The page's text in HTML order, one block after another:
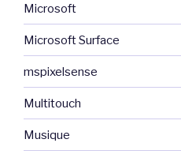
Microsoft
Microsoft Surface
mspixelsense
Multitouch
Musique